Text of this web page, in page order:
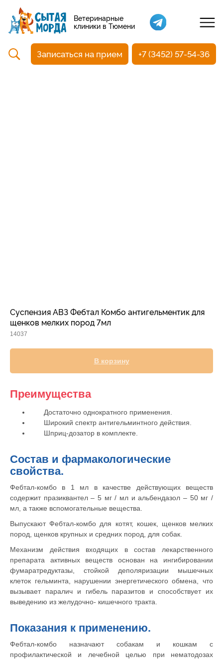
Ветеринарные
клиники в Тюмени
Кастрация собак
Вакцинация
Стоматология
Ультразвуковая чистка зубов
Общий анализ крови
Лечение хомяков
Лечение шиншилл
Вакцинация кроликов
Вакцинация хорьков
Суспензия АВЗ Фебтал Комбо антигельментик для
щенков мелких пород 7мл
14037
В корзину
Преимущества
Достаточно однократного применения.
Широкий спектр антигельминтного действия.
Шприц-дозатор в комплекте.
Состав и фармакологические
свойства.
Фебтал-комбо в 1 мл в качестве действующих веществ
содержит празиквантел – 5 мг / мл и альбендазол – 50 мг /
мл, а также вспомогательные вещества.
Выпускают Фебтал-комбо для котят, кошек, щенков мелких
пород, щенков крупных и средних пород, для собак.
Механизм действия входящих в состав лекарственного
препарата активных веществ основан на ингибировании
фумаратредуктазы, стойкой деполяризации мышечных
клеток гельминта, нарушении энергетического обмена, что
вызывает паралич и гибель паразитов и способствует их
выведению из желудочно- кишечного тракта.
Показания к применению.
Фебтал-комбо назначают собакам и кошкам с
профилактической и лечебной целью при нематодозах